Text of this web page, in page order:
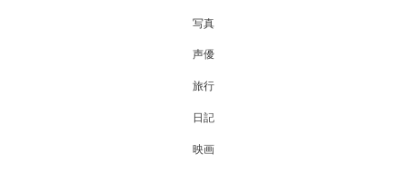
写真
声優
旅行
日記
映画